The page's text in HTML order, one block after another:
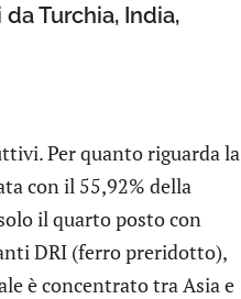
Turchia, India,
Per quanto riguarda la
con il 55,92% della
il quarto posto con
DRI (ferro preridotto),
è concentrato tra Asia e